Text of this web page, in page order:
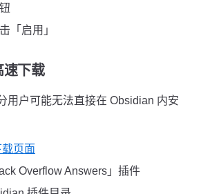
「启用」
速下载
用户可能无法直接在 Obsidian 内安
页面
Overflow Answers」插件